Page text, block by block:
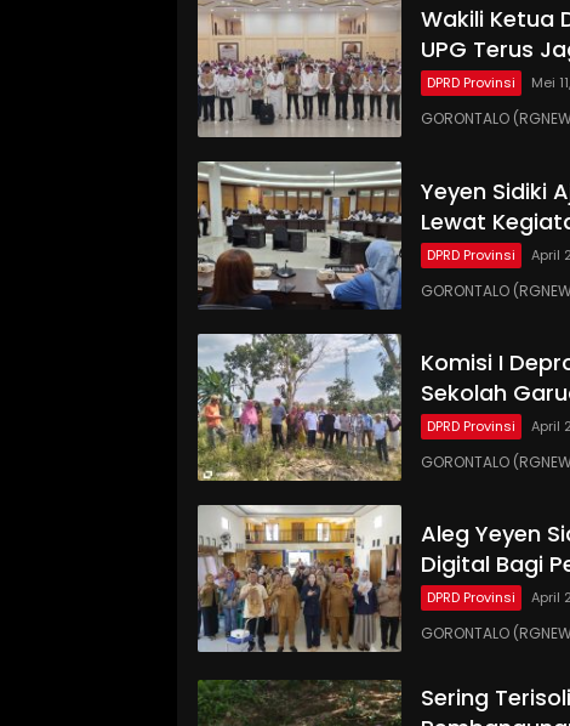
Wakili Ketua
UPG Terus
DPRD Provinsi Mei
GORONTALO
Yeyen Sidiki
Lewat
DPRD Provinsi April
GORONTALO
Komisi I
Sekolah
DPRD Provinsi April
GORONTALO
Aleg Yeyen
Digital Bagi
DPRD Provinsi April
GORONTALO
Sering